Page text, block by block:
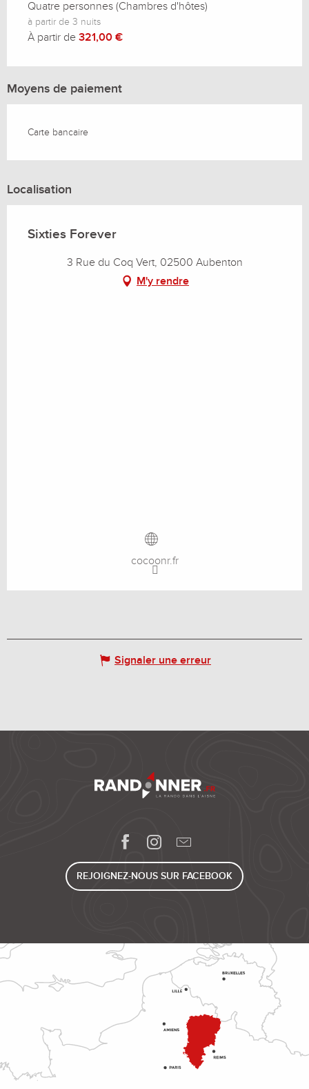
Quatre personnes (Chambres d'hôtes)
à partir de 3 nuits
À partir de 321,00 €
Moyens de paiement
Carte bancaire
Localisation
Sixties Forever
3 Rue du Coq Vert, 02500 Aubenton
M'y rendre
cocoonr.fr
Signaler une erreur
REJOIGNEZ-NOUS SUR FACEBOOK